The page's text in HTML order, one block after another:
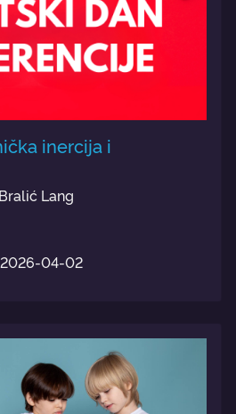
inercija i
Lang
2026-04-02